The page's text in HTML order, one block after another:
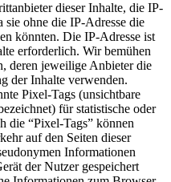
dieser Inhalte, die IP-
sie ohne die IP-Adresse die
könnten. Die IP-Adresse ist
erforderlich. Wir bemühen
deren jeweilige Anbieter die
der Inhalte verwenden.
Pixel-Tags (unsichtbare
für statistische oder
die “Pixel-Tags” können
auf den Seiten dieser
Informationen
der Nutzer gespeichert